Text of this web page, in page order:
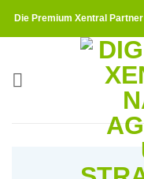
Die Premium Xentral